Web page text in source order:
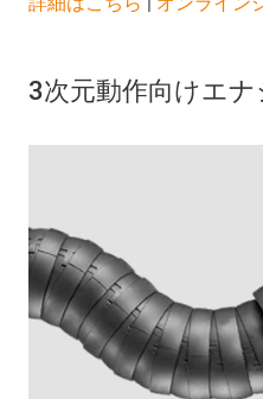
3次元動作向けエ